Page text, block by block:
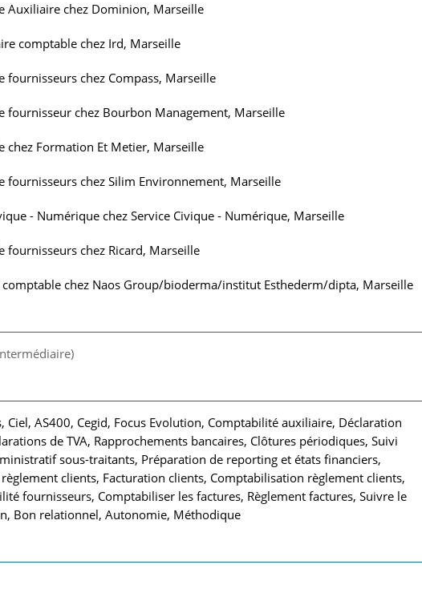
Auxiliaire chez Dominion, Marseille
comptable chez Ird, Marseille
fournisseurs chez Compass, Marseille
fournisseur chez Bourbon Management, Marseille
chez Formation Et Metier, Marseille
fournisseurs chez Silim Environnement, Marseille
- Numérique chez Service Civique - Numérique, Marseille
fournisseurs chez Ricard, Marseille
chez Naos Group/bioderma/institut Esthederm/dipta, Marseille
Ciel, AS400, Cegid, Focus Evolution, Comptabilité auxiliaire, Déclaration
de TVA, Rapprochements bancaires, Clôtures périodiques, Suivi
sous-traitants, Préparation de reporting et états financiers,
clients, Facturation clients, Comptabilisation règlement clients,
fournisseurs, Comptabiliser les factures, Règlement factures, Suivre le
Bon relationnel, Autonomie, Méthodique